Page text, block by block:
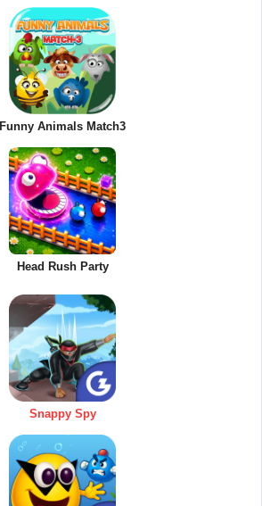
Funny Animals Match3
Head Rush Party
Snappy Spy